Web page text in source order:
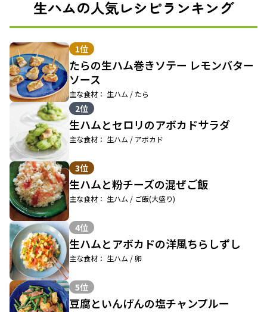
生ハムの人気レシピランキング
1位
たらの生ハム巻きソテー レモンバター
ソース
主な食材： 生ハム / たら
2位
生ハムとセロリのアボカドサラダ
主な食材： 生ハム / アボカド
3位
生ハムと粉チーズの混ぜご飯
主な食材： 生ハム / ご飯(大盛り)
4位
生ハムとアボカドの洋風ちらしずし
主な食材： 生ハム / 卵
5位
豆腐といんげんの塩チャンプルー